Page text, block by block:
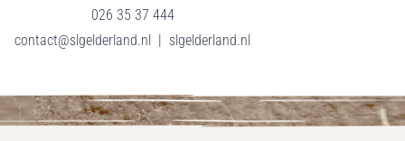
026 35 37 444
contact@slgelderland.nl
slgelderland.nl